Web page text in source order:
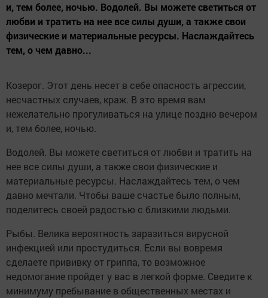
и, тем более, ночью. Водолей. Вы можете светиться от
любви и тратить на нее все силы души, а также свои
физические и материальные ресурсы. Наслаждайтесь
тем, о чем давно...
Козерог. Этот день несет в себе опасность агрессии,
несчастных случаев, краж. В это время вам
нежелательно прогуливаться на улице поздно вечером
и, тем более, ночью.
Водолей. Вы можете светиться от любви и тратить на
нее все силы души, а также свои физические и
материальные ресурсы. Наслаждайтесь тем, о чем
давно мечтали. Чтобы ваше счастье было полным,
поделитесь своей радостью с близкими людьми.
Рыбы. Велика вероятность заразиться вирусной
инфекцией или простудиться. Если вы вовремя
сделаете прививку от гриппа, то возможное
недомогание пройдет у вас в легкой форме. Сведите к
минимуму пребывание в общественных местах и